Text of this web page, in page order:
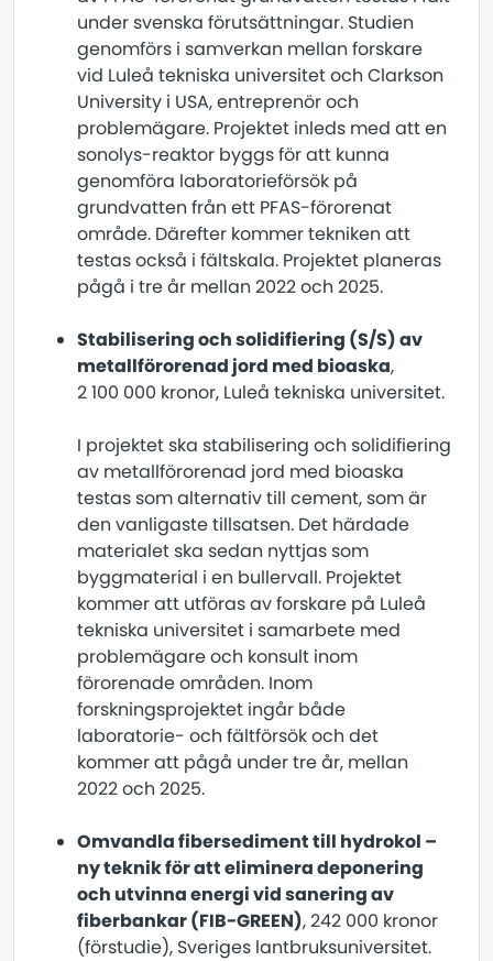
under svenska förutsättningar. Studien
genomförs i samverkan mellan forskare
vid Luleå tekniska universitet och Clarkson
University i USA, entreprenör och
problemägare. Projektet inleds med att en
sonolys-reaktor byggs för att kunna
genomföra laboratorieförsök på
grundvatten från ett PFAS-förorenat
område. Därefter kommer tekniken att
testas också i fältskala. Projektet planeras
pågå i tre år mellan 2022 och 2025.
Stabilisering och solidifiering (S/S) av
metallförorenad jord med bioaska,
2 100 000 kronor, Luleå tekniska universitet.
I projektet ska stabilisering och solidifiering
av metallförorenad jord med bioaska
testas som alternativ till cement, som är
den vanligaste tillsatsen. Det härdade
materialet ska sedan nyttjas som
byggmaterial i en bullervall. Projektet
kommer att utföras av forskare på Luleå
tekniska universitet i samarbete med
problemägare och konsult inom
förorenade områden. Inom
forskningsprojektet ingår både
laboratorie- och fältförsök och det
kommer att pågå under tre år, mellan
2022 och 2025.
Omvandla fibersediment till hydrokol –
ny teknik för att eliminera deponering
och utvinna energi vid sanering av
fiberbankar (FIB-GREEN), 242 000 kronor
(förstudie), Sveriges lantbruksuniversitet.